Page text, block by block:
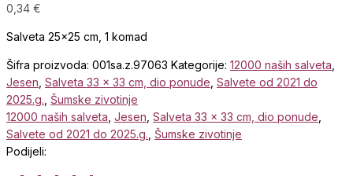
0,34 €
Salveta 25×25 cm, 1 komad
Šifra proizvoda: 001sa.z.97063 Kategorije: 12000 naših salveta
Jesen Salveta 33 x 33 cm, dio ponude Salvete od 2021 do
2025.g. Šumske zivotinje
12000 naših salveta Jesen Salveta 33 x 33 cm, dio ponude
Salvete od 2021 do 2025.g. Šumske zivotinje
Podijeli: